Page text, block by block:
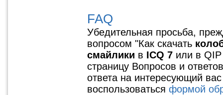
FAQ
Убедительная просьба,
вопросом "Как скачать
смайлики в ICQ 7 или в
страницу Вопросов и
ответа на интересующий
воспользоваться формой